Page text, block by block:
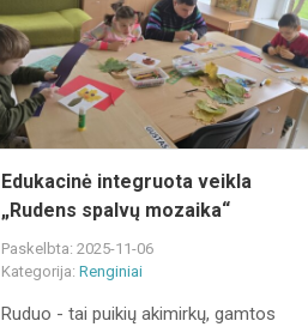
Edukacinė integruota veikla
„Rudens spalvų mozaika“
Paskelbta: 2025-11-06
Kategorija:Renginiai
Ruduo - tai puikių akimirkų, gamtos